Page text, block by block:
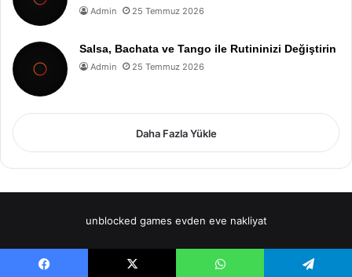
Admin 25 Temmuz 2026
Salsa, Bachata ve Tango ile Rutininizi Değiştirin
Admin 25 Temmuz 2026
Daha Fazla Yükle
unblocked games evden eve nakliyat